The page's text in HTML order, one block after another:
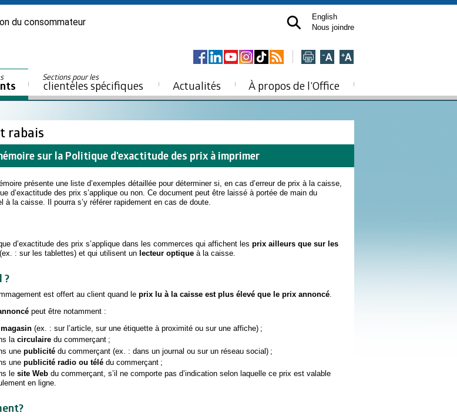
du consommateur
English
Nous joindre
Sections pour les
clientèles spécifiques Actualités À propos de l’Office
rabais
sur la Politique d'exactitude des prix à imprimer
présente une liste d’exemples détaillée pour déterminer si, en cas d’erreur de prix à la caisse,
d’exactitude des prix s’applique ou non. Ce document peut être laissé à portée de main du
à la caisse. Il pourra s’y référer rapidement en cas de doute.
d’exactitude des prix s’applique dans les commerces qui affichent les prix ailleurs que sur les
(ex. : sur les tablettes) et qui utilisent un lecteur optique à la caisse.
?
est offert au client quand le prix lu à la caisse est plus élevé que le prix annoncé.
peut être notamment :
magasin(ex. : sur l’article, sur une étiquette à proximité ou sur une affiche) ;
lacirculairedu commerçant ;
une publicité du commerçant (ex. : dans un journal ou sur un réseau social) ;
une publicité radio ou télédu commerçant ;
le site Webdu commerçant, s’il ne comporte pas d’indication selon laquelle ce prix est valable
en ligne.